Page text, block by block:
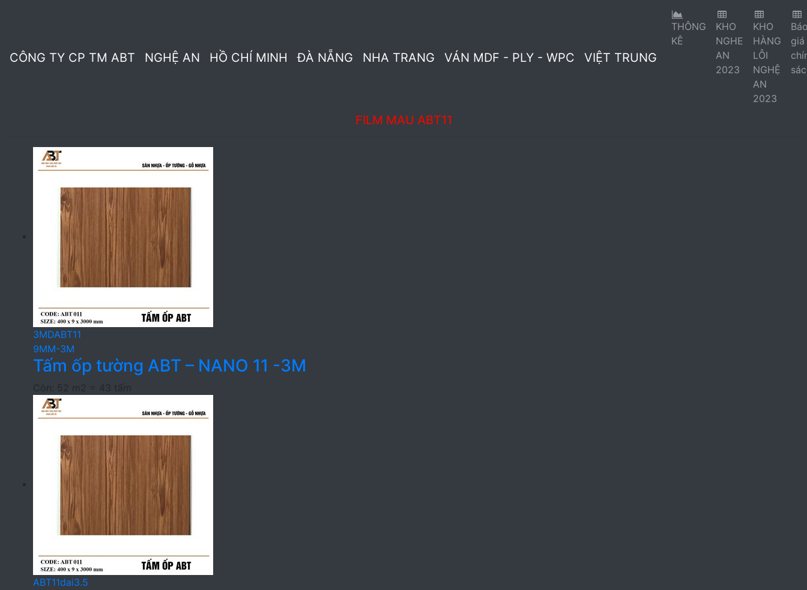
CÔNG TY CP TM ABT NGHỆ AN HỒ CHÍ MINH ĐÀ NẴNG NHA TRANG VÁN MDF - PLY - WPC VIỆT TRUNG
THÔNG
KÊ
KHO
NGHE
AN
2023
KHO
HÀNG
LỖI
NGHỆ
AN
2023
giá
Tấm ốp ABT - Màu gỗ Tấm ốp ABT - Màu trắng Tấm ốp ABT - Màu vải LAM SÓNG PVC TẤM ỐP ĐÁ DẺO - PU SẢN PHẨM NỘI BỘ (K VAT)
FILM MÀU ABT11
3MDABT11
9MM-3M
Tấm ốp tường ABT – NANO 11 -3M
Còn: 52 m2 = 43 tấm
ABT11dai3.5